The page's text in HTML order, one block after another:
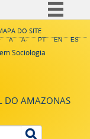
BR
Canais
DO SITE
A A- PT EN ES
Sociologia
DO AMAZONAS